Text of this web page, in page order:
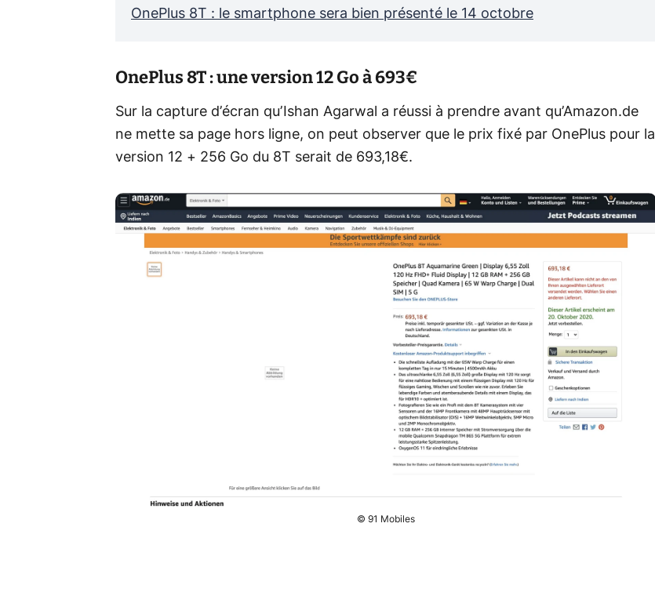
OnePlus 8T : le smartphone sera bien présenté le 14 octobre
OnePlus 8T : une version 12 Go à 693€
Sur la capture d’écran qu’Ishan Agarwal a réussi à prendre avant qu’Amazon.de
ne mette sa page hors ligne, on peut observer que le prix fixé par OnePlus pour la
version 12 + 256 Go du 8T serait de 693,18€.
© 91 Mobiles